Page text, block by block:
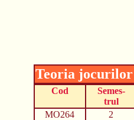
Teoria jocurilor
Cod
Semes-
trul
MO264 2